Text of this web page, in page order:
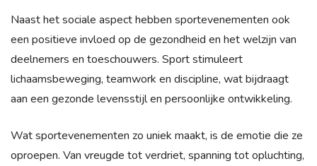
Naast het sociale aspect hebben sportevenementen ook
een positieve invloed op de gezondheid en het welzijn van
deelnemers en toeschouwers. Sport stimuleert
lichaamsbeweging, teamwork en discipline, wat bijdraagt
aan een gezonde levensstijl en persoonlijke ontwikkeling.
Wat sportevenementen zo uniek maakt, is de emotie die ze
oproepen. Van vreugde tot verdriet, spanning tot opluchting,